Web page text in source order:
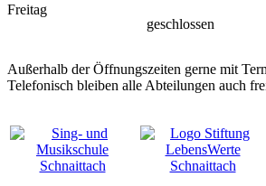
Freitag
geschlossen
Außerhalb der Öffnungszeiten gerne mit
Telefonisch bleiben alle Abteilungen auch